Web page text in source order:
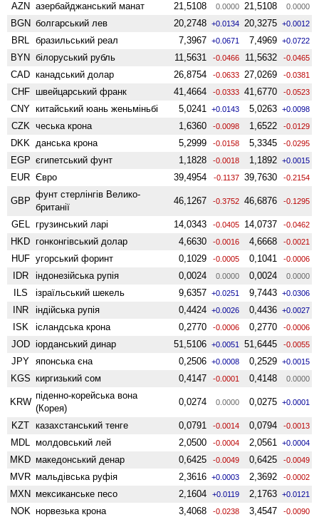
AZN азербайджанський манат 21,5108 0.0000 21,5108 0.0000
BGN болгарський лев 20,2748 +0.0134 20,3275 +0.0012
BRL бразильський реал 7,3967 +0.0671 7,4969 +0.0722
BYN білоруський рубль 11,5631 -0.0466 11,5632 -0.0465
CAD канадський долар 26,8754 -0.0633 27,0269 -0.0381
CHF швейцарський франк 41,4664 -0.0333 41,6770 -0.0523
CNY китайський юань женьмiньбi 5,0241 +0.0143 5,0263 +0.0098
CZK чеська крона 1,6360 -0.0098 1,6522 -0.0129
DKK данська крона 5,2999 -0.0158 5,3345 -0.0295
EGP єгипетський фунт 1,1828 -0.0018 1,1892 +0.0015
EUR Євро 39,4954 -0.1137 39,7630 -0.2154
GBP
фунт стерлінгів Велико­
британії
46,1267 -0.3752 46,6876 -0.1295
GEL грузинський ларі 14,0343 -0.0405 14,0737 -0.0462
HKD гонконгівський долар 4,6630 -0.0016 4,6668 -0.0021
HUF угорський форинт 0,1029 -0.0005 0,1041 -0.0006
IDR індонезійська рупія 0,0024 0.0000 0,0024 0.0000
ILS ізраїльський шекель 9,6357 +0.0251 9,7443 +0.0306
INR індійська рупія 0,4424 +0.0026 0,4436 +0.0027
ISK ісландська крона 0,2770 -0.0006 0,2770 -0.0006
JOD іорданський динар 51,5106 +0.0051 51,6445 -0.0055
JPY японська єна 0,2506 +0.0008 0,2529 +0.0015
KGS киргизький сом 0,4147 -0.0001 0,4148 0.0000
KRW
піденно-корейська вона
(Корея)
0,0274 0.0000 0,0275 +0.0001
KZT казахстанський тенге 0,0791 -0.0014 0,0794 -0.0013
MDL молдовський лей 2,0500 -0.0004 2,0561 +0.0004
MKD македонський денар 0,6425 -0.0049 0,6425 -0.0049
MVR мальдівська руфія 2,3616 +0.0003 2,3692 -0.0002
MXN мексиканське песо 2,1604 +0.0119 2,1763 +0.0121
NOK норвезька крона 3,4068 -0.0238 3,4547 -0.0090